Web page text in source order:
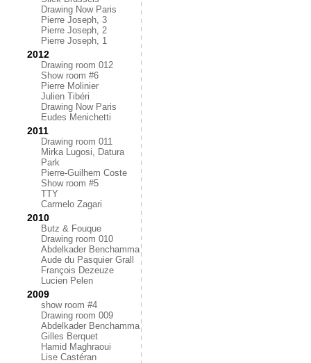
Drawing Now Paris
Pierre Joseph, 3
Pierre Joseph, 2
Pierre Joseph, 1
2012
Drawing room 012
Show room #6
Pierre Molinier
Julien Tibéri
Drawing Now Paris
Eudes Menichetti
2011
Drawing room 011
Mirka Lugosi, Datura
Park
Pierre-Guilhem Coste
Show room #5
TTY
Carmelo Zagari
2010
Butz & Fouque
Drawing room 010
Abdelkader Benchamma
Aude du Pasquier Grall
François Dezeuze
Lucien Pelen
2009
show room #4
Drawing room 009
Abdelkader Benchamma
Gilles Berquet
Hamid Maghraoui
Lise Castéran